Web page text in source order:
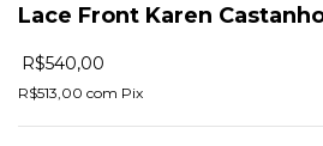
Lace Front Karen
R$540,00
R$513,00 com Pix